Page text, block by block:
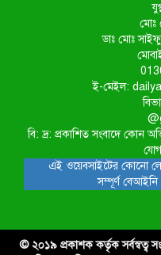
মোঃ
ডাঃ মোঃ সাইফুল
ই-মেইল:
বি: দ্র: প্রকাশিত সংবাদে কোন
এই ওয়েবসাইটের কোনো
সম্পূর্ণ বেআইনি
© ২০১৯ প্রকাশক কর্তৃক সর্বস্বত্ব